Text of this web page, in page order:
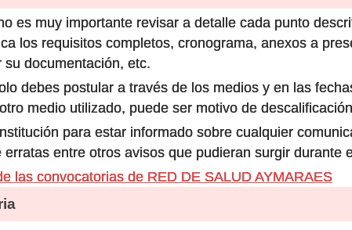
es muy importante revisar a detalle cada punto
los requisitos completos, cronograma, anexos a
documentación, etc.
debes postular a través de los medios y en las
medio utilizado, puede ser motivo de
para estar informado sobre cualquier
entre otros avisos que pudieran surgir durante
las convocatorias de RED DE SALUD AYMARAES